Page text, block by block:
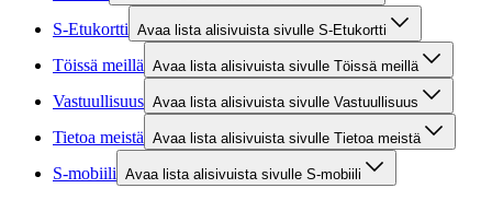
S-Etukortti Avaa lista alisivuista sivulle S-Etukortti
Töissä meillä Avaa lista alisivuista sivulle Töissä meillä
Vastuullisuus Avaa lista alisivuista sivulle Vastuullisuus
Tietoa meistä Avaa lista alisivuista sivulle Tietoa meistä
S-mobiili Avaa lista alisivuista sivulle S-mobiili